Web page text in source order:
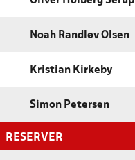
Noah Randløv Olsen
Kristian Kirkeby
Simon Petersen
RESERVER